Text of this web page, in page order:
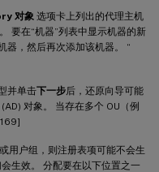
对象 选项卡上列出的代理主机
要在“机器”列表中显示机器的新
器，然后再次添加该机器。 “
并单击下一步后，还原向导可能
对象。 当存在多个 OU（例
用户组，则注册表项可能不会生
生效。 分配要在以下位置之一